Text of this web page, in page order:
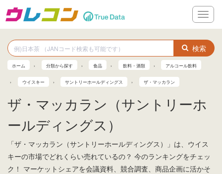
メ
ニ
ー
検索
ホーム 分類から探す 食品 飲料・酒類 アルコール飲料
ウイスキー サントリーホールディングス ザ・マッカラン
ザ・マッカラン（サントリーホ
ールディングス）
「ザ・マッカラン（サントリーホールディングス）」は、ウイス
キーの市場でどれくらい売れているの？ 今のランキングをチェッ
ク！ マーケットシェアを会議資料、競合調査、商品企画に活かそ